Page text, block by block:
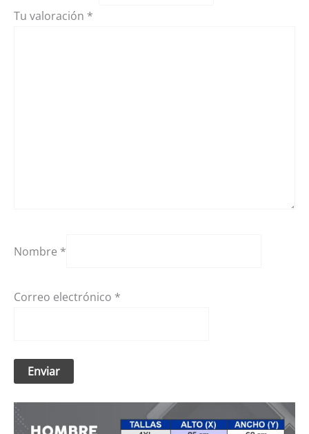
Tu valoración *
Nombre *
Correo electrónico *